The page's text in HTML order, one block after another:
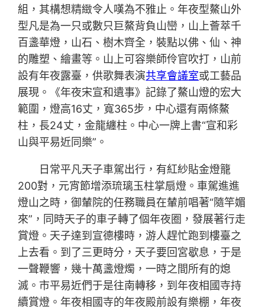
組，其構想精緻令人嘆為不雅止。年夜型鰲山外
型凡是為一只或數只巨鰲背負山巒，山上薈萃千
百盞華燈，山石、樹木齊全，裝點以佛、仙、神
的雕塑、繪畫等。山上可容樂師伶官吹打，山前
設有年夜露臺，供歌舞表演共享會議室或工藝品
展現。《年夜宋宣和遺事》記錄了鰲山燈的宏大
範圍，燈高16丈，寬365步，中心還有兩條鰲
柱，長24丈，金龍纏柱。中心一牌上書“宣和彩
山與平易近同樂”。
日常平凡天子車駕出行，有紅紗貼金燈籠
200對，元宵節增添琉璃玉柱掌扇燈。車駕進進
燈山之時，御輦院的任務職員在輦前唱著“隨竿媚
來”，同時天子的車子轉了個年夜圈，發展著行走
賞燈。天子達到宣德樓時，游人趕忙跑到樓臺之
上去看。到了三更時分，天子要回宮歇息，于是
一聲鞭響，幾十萬盞燈燭，一時之間所有的熄
滅。市平易近們于是往南轉移，到年夜相國寺持
續賞燈。年夜相國寺的年夜殿前設有樂棚，年夜